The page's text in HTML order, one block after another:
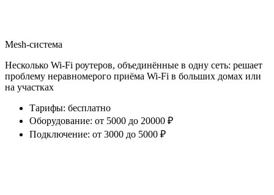
Mesh-система
Несколько Wi-Fi роутеров, объединённые в одну сеть: решает
проблему неравномерого приёма Wi-Fi в больших домах или
на участках
Тарифы: бесплатно
Оборудование: от 5000 до 20000 ₽
Подключение: от 3000 до 5000 ₽